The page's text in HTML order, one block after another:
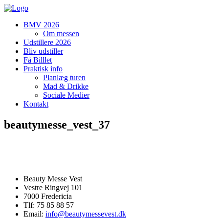
BMV 2026
Om messen
Udstillere 2026
Bliv udstiller
Få Billlet
Praktisk info
Planlæg turen
Mad & Drikke
Sociale Medier
Kontakt
beautymesse_vest_37
Beauty Messe Vest
Vestre Ringvej 101
7000 Fredericia
Tlf: 75 85 88 57
Email: info@beautymessevest.dk